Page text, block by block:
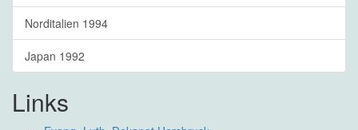
Norditalien 1994
Japan 1992
Links